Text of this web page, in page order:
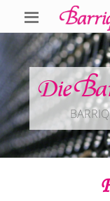
Die